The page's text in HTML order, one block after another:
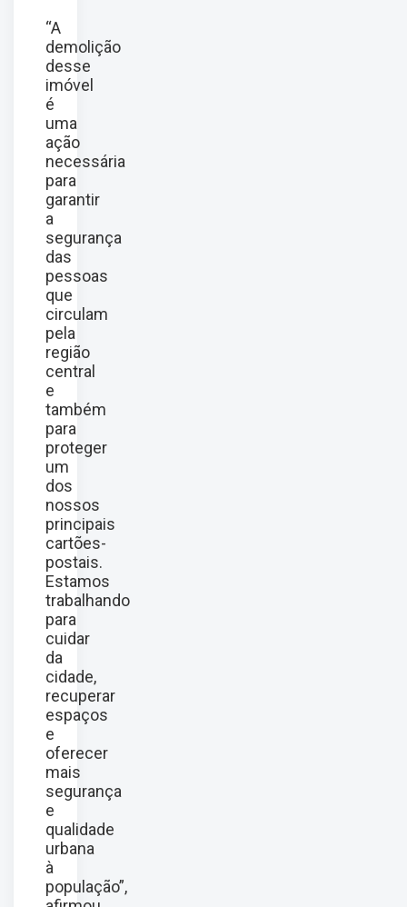
“A
demolição
desse
imóvel
é
uma
ação
necessária
para
garantir
a
segurança
das
pessoas
que
circulam
pela
região
central
e
também
para
proteger
um
dos
nossos
principais
cartões-
postais.
Estamos
trabalhando
para
cuidar
da
cidade,
recuperar
espaços
e
oferecer
mais
segurança
e
qualidade
urbana
à
população”,